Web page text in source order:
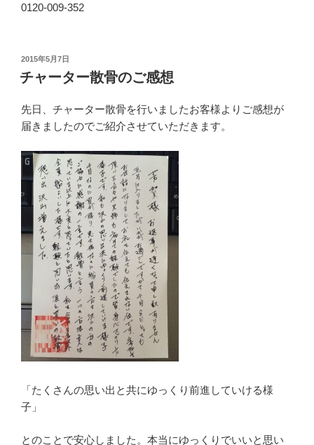
0120-009-352
投
稿
日:
2015年5月7日
チャーター散骨のご感想
先日、チャーター散骨を行いましたお客様よりご感想が
届きましたのでご紹介させていただきます。
「たくさんの思い出と共にゆっくり前進していける様
子」
とのことで安心しました。本当にゆっくりでいいと思い